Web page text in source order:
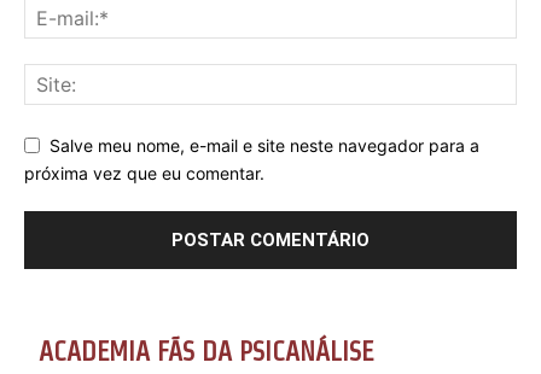
Salve meu nome, e-mail e site neste navegador para a
próxima vez que eu comentar.
ACADEMIA FÃS DA PSICANÁLISE